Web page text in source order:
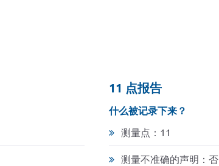
11 点报告
什么被记录下来？
测量点：11
测量不准确的声明：否